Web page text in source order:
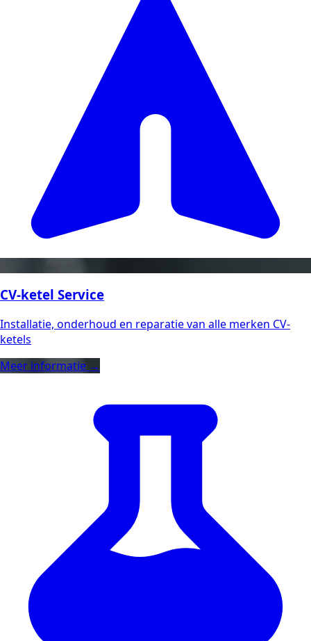
CV-ketel Service
Installatie, onderhoud en reparatie van alle merken CV-
ketels
Meer informatie →